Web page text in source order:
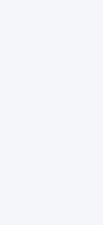
در ویلا هستند.
ورود به تونل،
پیام کمپین «صاف برو